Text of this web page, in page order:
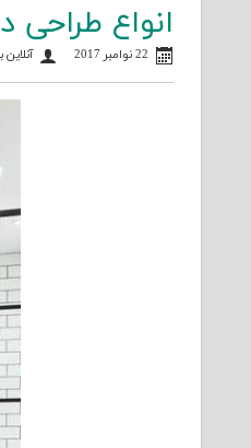
انواع
22 نوامبر 2017